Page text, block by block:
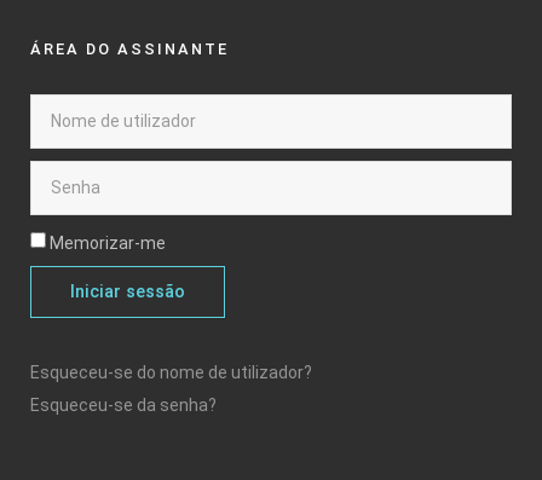
ÁREA DO ASSINANTE
Memorizar-me
Iniciar sessão
Esqueceu-se do nome de utilizador?
Esqueceu-se da senha?